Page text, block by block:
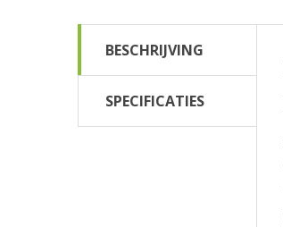
BESCHRIJVING
SPECIFICATIES